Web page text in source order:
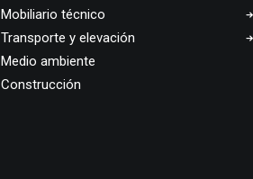
Mobiliario técnico
Transporte y elevación
Medio ambiente
Construcción